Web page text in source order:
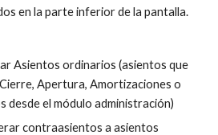
en la parte inferior de la pantalla.
Asientos ordinarios (asientos que
Apertura, Amortizaciones o
desde el módulo administración)
contraasientos a asientos